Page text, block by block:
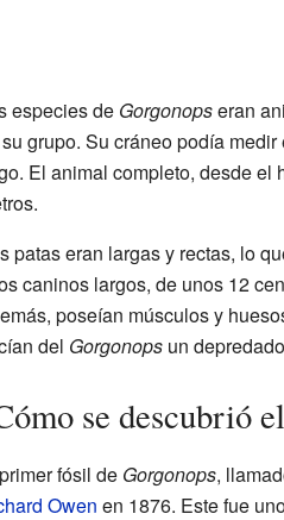
especies de Gorgonopseran
grupo. Su cráneo podía
El animal completo, desde el
patas eran largas y rectas, lo
caninos largos, de unos 12
poseían músculos y
del Gorgonopsun
se descubrió el
fósil de Gorgonops,
Owen en 1876. Este fue